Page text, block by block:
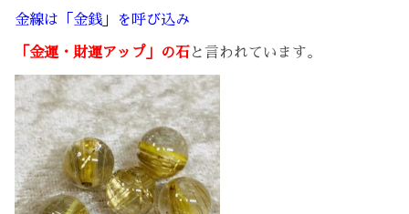
金線は「金銭」を呼び込み
「金運・財運アップ」の石 と言われています。